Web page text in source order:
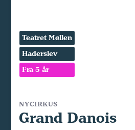
Teatret Møllen
Haderslev
Fra 5 år
NYCIRKUS
Grand Danois